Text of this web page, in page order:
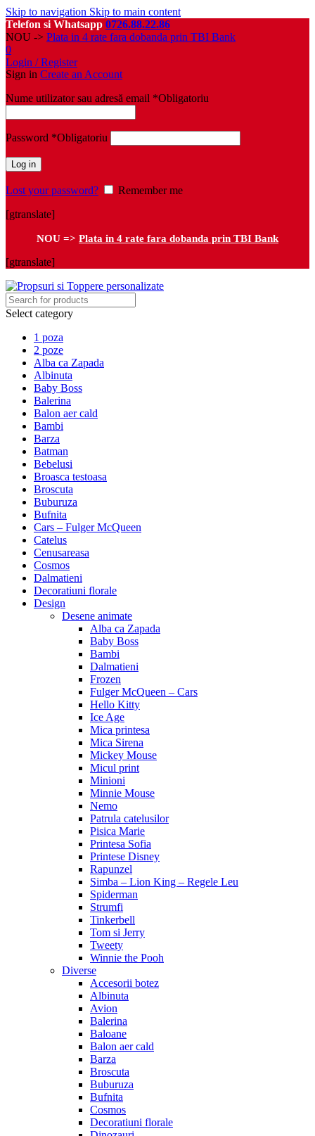
Skip to navigation Skip to main content
Telefon si Whatsapp 0726.88.22.86
NOU -> Plata in 4 rate fara dobanda prin TBI Bank
0
Login / Register
Sign in Create an Account
Nume utilizator sau adresă email *Obligatoriu
Password *Obligatoriu
Log in
Lost your password?
Remember me
[gtranslate]
NOU => Plata in 4 rate fara dobanda prin TBI Bank
[gtranslate]
Select category
1 poza
2 poze
Alba ca Zapada
Albinuta
Baby Boss
Balerina
Balon aer cald
Bambi
Barza
Batman
Bebelusi
Broasca testoasa
Broscuta
Buburuza
Bufnita
Cars – Fulger McQueen
Catelus
Cenusareasa
Cosmos
Dalmatieni
Decoratiuni florale
Design
Desene animate
Alba ca Zapada
Baby Boss
Bambi
Dalmatieni
Frozen
Fulger McQueen – Cars
Hello Kitty
Ice Age
Mica printesa
Mica Sirena
Mickey Mouse
Micul print
Minioni
Minnie Mouse
Nemo
Patrula catelusilor
Pisica Marie
Printesa Sofia
Printese Disney
Rapunzel
Simba – Lion King – Regele Leu
Spiderman
Strumfi
Tinkerbell
Tom si Jerry
Tweety
Winnie the Pooh
Diverse
Accesorii botez
Albinuta
Avion
Balerina
Baloane
Balon aer cald
Barza
Broscuta
Buburuza
Bufnita
Cosmos
Decoratiuni florale